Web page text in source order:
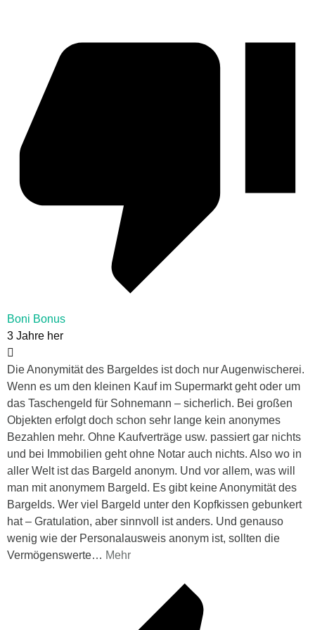
Boni Bonus
3 Jahre her
Die Anonymität des Bargeldes ist doch nur Augenwischerei.
Wenn es um den kleinen Kauf im Supermarkt geht oder um
das Taschengeld für Sohnemann – sicherlich. Bei großen
Objekten erfolgt doch schon sehr lange kein anonymes
Bezahlen mehr. Ohne Kaufverträge usw. passiert gar nichts
und bei Immobilien geht ohne Notar auch nichts. Also wo in
aller Welt ist das Bargeld anonym. Und vor allem, was will
man mit anonymem Bargeld. Es gibt keine Anonymität des
Bargelds. Wer viel Bargeld unter den Kopfkissen gebunkert
hat – Gratulation, aber sinnvoll ist anders. Und genauso
wenig wie der Personalausweis anonym ist, sollten die
Vermögenswerte… Mehr